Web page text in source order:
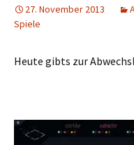
27. November 2013
Spiele
Heute gibts zur